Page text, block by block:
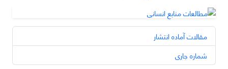
مقالات آماده انتشار
شماره جاری